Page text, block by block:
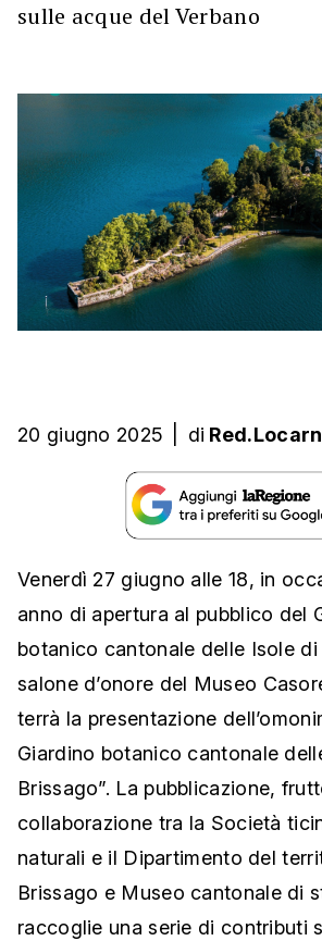
sulle acque del Verbano
20 giugno 2025 di
Venerdì 27 giugno alle 18, in
anno di apertura al pubblico del
botanico cantonale delle Isole di
salone d’onore del Museo
terrà la presentazione
Giardino botanico cantonale
Brissago”. La pubblicazione,
collaborazione tra la Società
naturali e il Dipartimento del
Brissago e Museo cantonale di
raccoglie una serie di contributi